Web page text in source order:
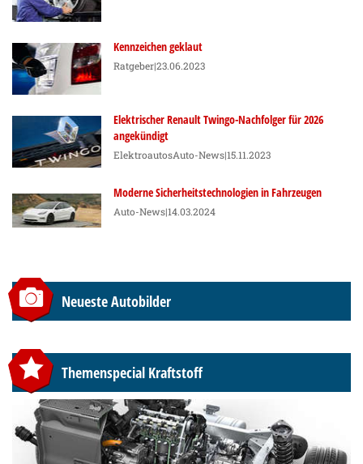
Kennzeichen geklaut
Ratgeber|23.06.2023
Elektrischer Renault Twingo-Nachfolger für 2026
angekündigt
ElektroautosAuto-News|15.11.2023
Moderne Sicherheitstechnologien in Fahrzeugen
Auto-News|14.03.2024
Neueste Autobilder
Themenspecial Kraftstoff